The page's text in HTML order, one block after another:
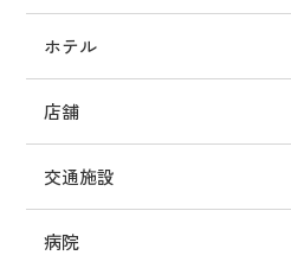
ホテル
店舗
交通施設
病院